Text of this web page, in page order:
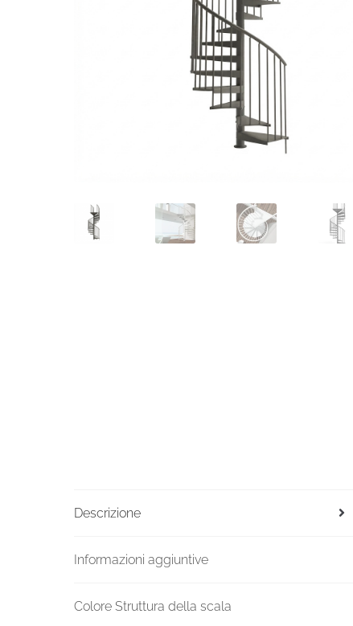
Descrizione
Informazioni aggiuntive
Colore Struttura della scala